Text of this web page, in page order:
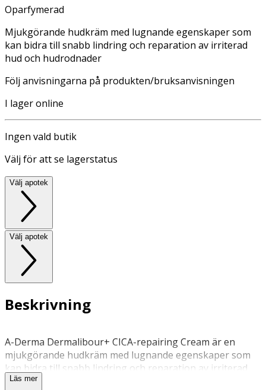
Oparfymerad
Mjukgörande hudkräm med lugnande egenskaper som
kan bidra till snabb lindring och reparation av irriterad
hud och hudrodnader
Följ anvisningarna på produkten/bruksanvisningen
I lager online
Ingen vald butik
Välj för att se lagerstatus
Välj apotek
Välj apotek
Beskrivning
A-Derma Dermalibour+ CICA-repairing Cream är en
mjukgörande hudkräm med lugnande egenskaper som
kan bidra till snabb lindring och reparation av irriterad
hud och hudrodnader. 100% naturligt ursprung. För hela
Läs mer